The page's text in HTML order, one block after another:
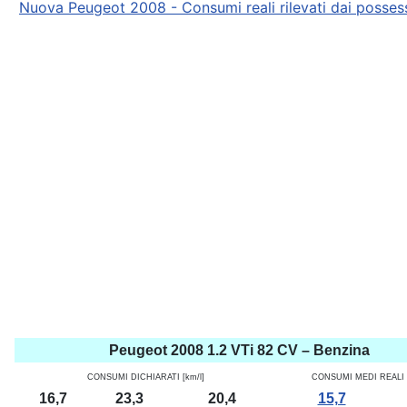
Nuova Peugeot 2008 - Consumi reali rilevati dai
Peugeot 2008 1.2 VTi 82 CV – Benzina
CONSUMI DICHIARATI [km/l] CONSUMI MEDI REALI
16,7 23,3 20,4 15,7